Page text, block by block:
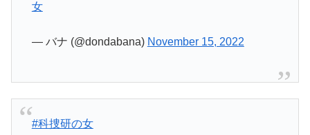
女
— バナ (@dondabana) November 15, 2022
#科捜研の女